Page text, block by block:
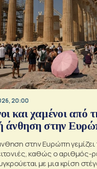
20:00
και χαμένοι από
άνθηση στην
στην Ευρώπη γεμίζει
καθώς ο αριθμός-
με μια κρίση